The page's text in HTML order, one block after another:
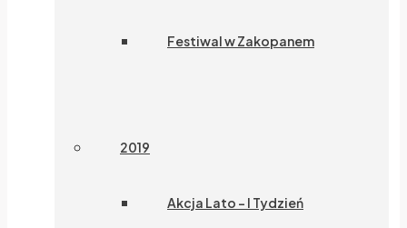
Festiwal w Zakopanem
2019
Akcja Lato – I Tydzień